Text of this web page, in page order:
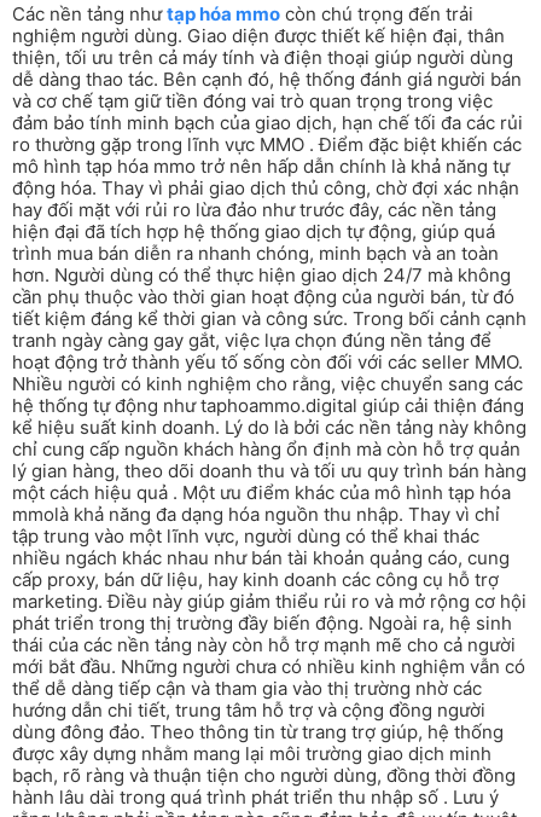
Các nền tảng nhưtạp hóa mmo còn chú trọng đến trải
nghiệm người dùng. Giao diện được thiết kế hiện đại, thân
thiện, tối ưu trên cả máy tính và điện thoại giúp người dùng
dễ dàng thao tác. Bên cạnh đó, hệ thống đánh giá người bán
và cơ chế tạm giữ tiền đóng vai trò quan trọng trong việc
đảm bảo tính minh bạch của giao dịch, hạn chế tối đa các rủi
ro thường gặp trong lĩnh vực MMO . Điểm đặc biệt khiến các
mô hình tạp hóa mmo trở nên hấp dẫn chính là khả năng tự
động hóa. Thay vì phải giao dịch thủ công, chờ đợi xác nhận
hay đối mặt với rủi ro lừa đảo như trước đây, các nền tảng
hiện đại đã tích hợp hệ thống giao dịch tự động, giúp quá
trình mua bán diễn ra nhanh chóng, minh bạch và an toàn
hơn. Người dùng có thể thực hiện giao dịch 24/7 mà không
cần phụ thuộc vào thời gian hoạt động của người bán, từ đó
tiết kiệm đáng kể thời gian và công sức. Trong bối cảnh cạnh
tranh ngày càng gay gắt, việc lựa chọn đúng nền tảng để
hoạt động trở thành yếu tố sống còn đối với các seller MMO.
Nhiều người có kinh nghiệm cho rằng, việc chuyển sang các
hệ thống tự động như taphoammo.digital giúp cải thiện đáng
kể hiệu suất kinh doanh. Lý do là bởi các nền tảng này không
chỉ cung cấp nguồn khách hàng ổn định mà còn hỗ trợ quản
lý gian hàng, theo dõi doanh thu và tối ưu quy trình bán hàng
một cách hiệu quả . Một ưu điểm khác của mô hình tạp hóa
mmolà khả năng đa dạng hóa nguồn thu nhập. Thay vì chỉ
tập trung vào một lĩnh vực, người dùng có thể khai thác
nhiều ngách khác nhau như bán tài khoản quảng cáo, cung
cấp proxy, bán dữ liệu, hay kinh doanh các công cụ hỗ trợ
marketing. Điều này giúp giảm thiểu rủi ro và mở rộng cơ hội
phát triển trong thị trường đầy biến động. Ngoài ra, hệ sinh
thái của các nền tảng này còn hỗ trợ mạnh mẽ cho cả người
mới bắt đầu. Những người chưa có nhiều kinh nghiệm vẫn có
thể dễ dàng tiếp cận và tham gia vào thị trường nhờ các
hướng dẫn chi tiết, trung tâm hỗ trợ và cộng đồng người
dùng đông đảo. Theo thông tin từ trang trợ giúp, hệ thống
được xây dựng nhằm mang lại môi trường giao dịch minh
bạch, rõ ràng và thuận tiện cho người dùng, đồng thời đồng
hành lâu dài trong quá trình phát triển thu nhập số . Lưu ý